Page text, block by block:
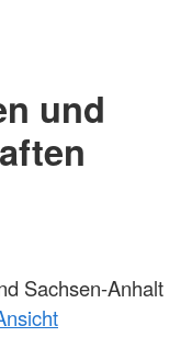
und
Sachsen-Anhalt